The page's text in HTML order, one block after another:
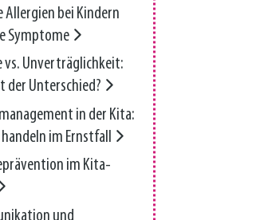
Allergien bei Kindern
Symptome
vs. Unverträglichkeit:
der Unterschied?
in der Kita:
im Ernstfall
im Kita-
und